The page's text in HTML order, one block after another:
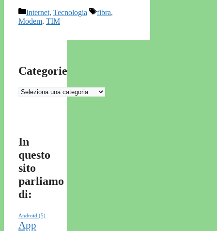
Categorie
Internet, Tecnologia Tag
fibra,
Modem, TIM
Categorie
Categorie
In
questo
sito
parliamo
di:
Android (5)
App